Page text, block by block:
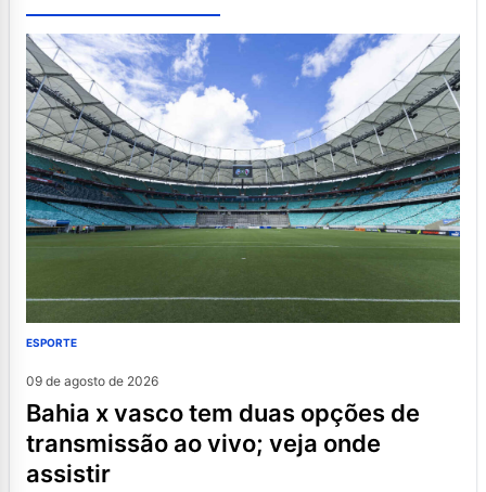
ESPORTE
09 de agosto de 2026
bahia x vasco tem duas opções de
transmissão ao vivo; veja onde
assistir